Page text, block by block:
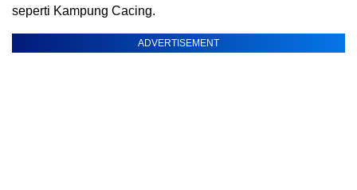
seperti Kampung Cacing.
ADVERTISEMENT